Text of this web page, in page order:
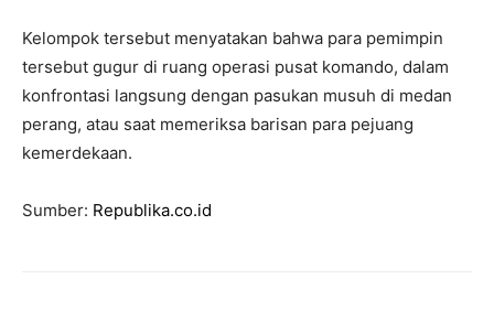
Kelompok tersebut menyatakan bahwa para pemimpin
tersebut gugur di ruang operasi pusat komando, dalam
konfrontasi langsung dengan pasukan musuh di medan
perang, atau saat memeriksa barisan para pejuang
kemerdekaan.
Sumber: Republika.co.id